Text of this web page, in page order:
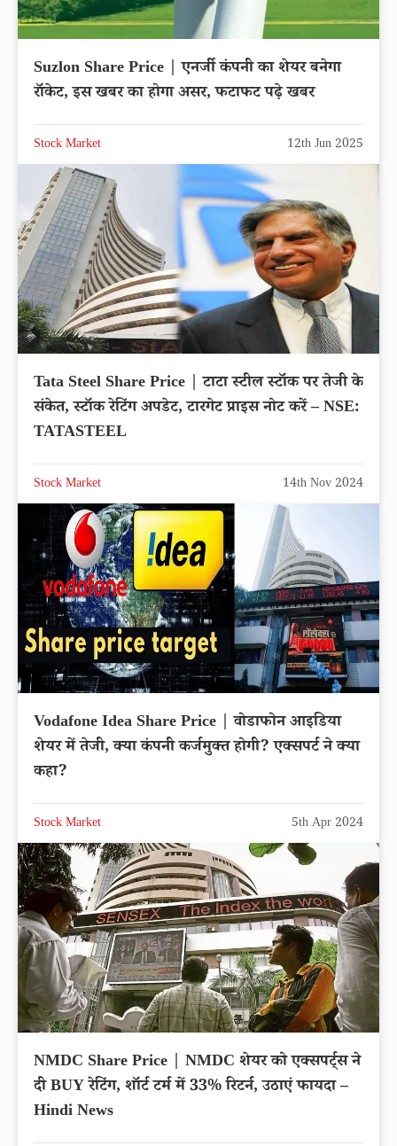
Suzlon Share Price | एनर्जी कंपनी का शेयर बनेगा
रॉकेट, इस खबर का होगा असर, फटाफट पढ़े खबर
Stock Market 12th Jun 2025
Tata Steel Share Price | टाटा स्टील स्टॉक पर तेजी के
संकेत, स्टॉक रेटिंग अपडेट, टारगेट प्राइस नोट करें – NSE:
TATASTEEL
Stock Market 14th Nov 2024
Vodafone Idea Share Price | वोडाफोन आइडिया
शेयर में तेजी, क्या कंपनी कर्जमुक्त होगी? एक्सपर्ट ने क्या
कहा?
Stock Market 5th Apr 2024
NMDC Share Price | NMDC शेयर को एक्सपर्ट्स ने
दी BUY रेटिंग, शॉर्ट टर्म में 33% रिटर्न, उठाएं फायदा –
Hindi News